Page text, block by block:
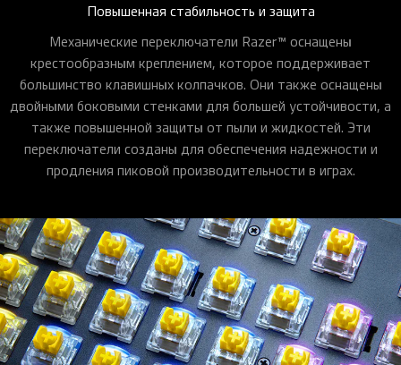
Повышенная стабильность и защита
Механические переключатели Razer™ оснащены
крестообразным креплением, которое поддерживает
большинство клавишных колпачков. Они также оснащены
двойными боковыми стенками для большей устойчивости, а
также повышенной защиты от пыли и жидкостей. Эти
переключатели созданы для обеспечения надежности и
продления пиковой производительности в играх.